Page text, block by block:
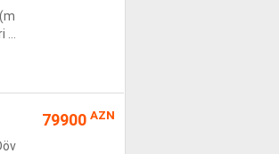
79900 AZN